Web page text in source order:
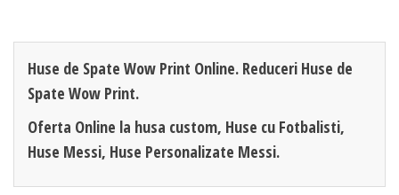
Huse de Spate Wow Print Online. Reduceri Huse de
Spate Wow Print.
Oferta Online la husa custom, Huse cu Fotbalisti,
Huse Messi, Huse Personalizate Messi.